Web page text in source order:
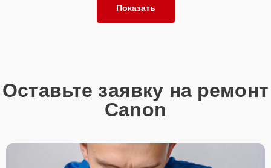
Показать
Оставьте заявку на ремонт
Canon